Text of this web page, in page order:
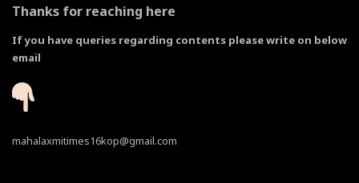
Thanks for reaching here
If you have queries regarding contents please write on below
email
mahalaxmitimes16kop@gmail.com